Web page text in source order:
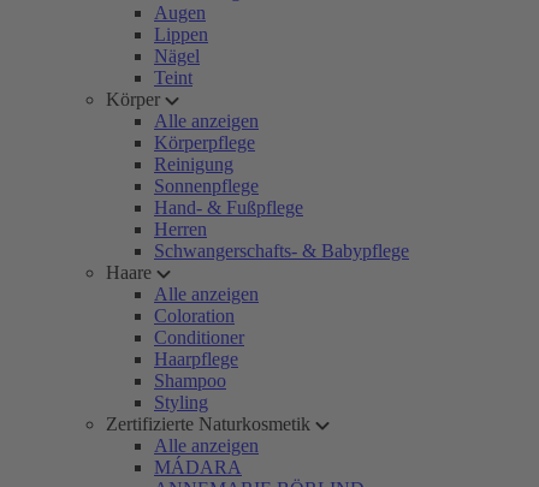
Augen
Lippen
Nägel
Teint
Körper
Alle anzeigen
Körperpflege
Reinigung
Sonnenpflege
Hand- & Fußpflege
Herren
Schwangerschafts- & Babypflege
Haare
Alle anzeigen
Coloration
Conditioner
Haarpflege
Shampoo
Styling
Zertifizierte Naturkosmetik
Alle anzeigen
MÁDARA